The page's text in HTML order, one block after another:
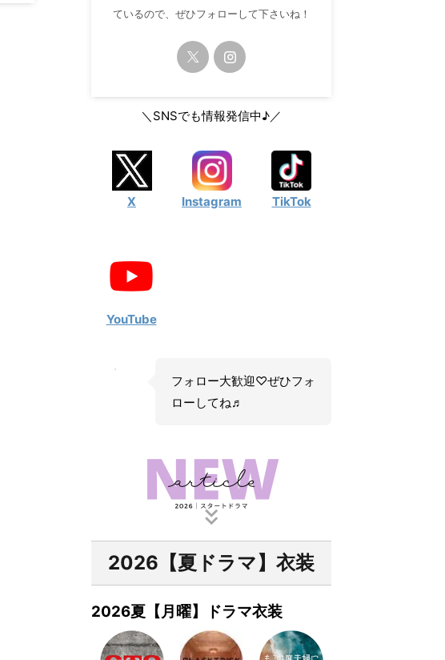
ているので、ぜひフォローして下さいね！
＼SNSでも情報発信中♪／
X Instagram TikTok
YouTube
フォロー大歓迎♡ぜひフォ
ローしてね♬
2026【夏ドラマ】衣装
2026夏【月曜】ドラマ衣装